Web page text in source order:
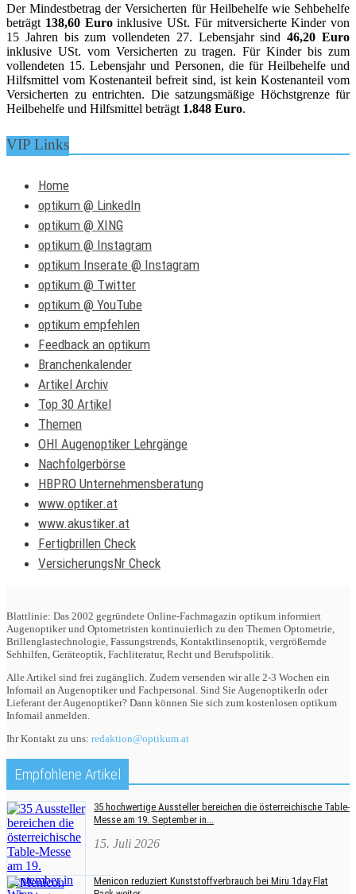
Der Mindestbetrag der Versicherten für Heilbehelfe wie Sehbehelfe
beträgt 138,60 Euroinklusive USt. Für mitversicherte Kinder von
15 Jahren bis zum vollendeten 27. Lebensjahr sind46,20 Euro
inklusive USt. vom Versicherten zu tragen. Für Kinder bis zum
vollendeten 15. Lebensjahr und Personen, die für Heilbehelfe und
Hilfsmittel vom Kostenanteil befreit sind, ist kein Kostenanteil vom
Versicherten zu entrichten. Die satzungsmäßige Höchstgrenze für
Heilbehelfe und Hilfsmittel beträgt 1.848 Euro.
VIP Links
Home
optikum @ LinkedIn
optikum @ XING
optikum @ Instagram
optikum Inserate @ Instagram
optikum @ Twitter
optikum @ YouTube
optikum empfehlen
Feedback an optikum
Branchenkalender
Artikel Archiv
Top 30 Artikel
Themen
OHI Augenoptiker Lehrgänge
Nachfolgerbörse
HBPRO Unternehmensberatung
www.optiker.at
www.akustiker.at
Fertigbrillen Check
VersicherungsNr Check
Blattlinie: Das 2002 gegründete Online-Fachmagazin optikum informiert
Augenoptiker und Optometristen kontinuierlich zu den Themen Optometrie,
Brillenglastechnologie, Fassungstrends, Kontaktlinsenoptik, vergrößernde
Sehhilfen, Geräteoptik, Fachliteratur, Recht und Berufspolitik.
Alle Artikel sind frei zugänglich. Zudem versenden wir alle 2-3 Wochen ein
Infomail an Augenoptiker und Fachpersonal. Sind Sie AugenoptikerIn oder
Lieferant der Augenoptiker? Dann können Sie sich zum kostenlosen optikum
Infomail anmelden.
Ihr Kontakt zu uns: redaktion@optikum.at
Empfohlene Artikel
35 hochwertige Aussteller bereichen die österreichische Table-
Messe am 19. September in...
15. Juli 2026
Menicon reduziert Kunststoffverbrauch bei Miru 1day Flat